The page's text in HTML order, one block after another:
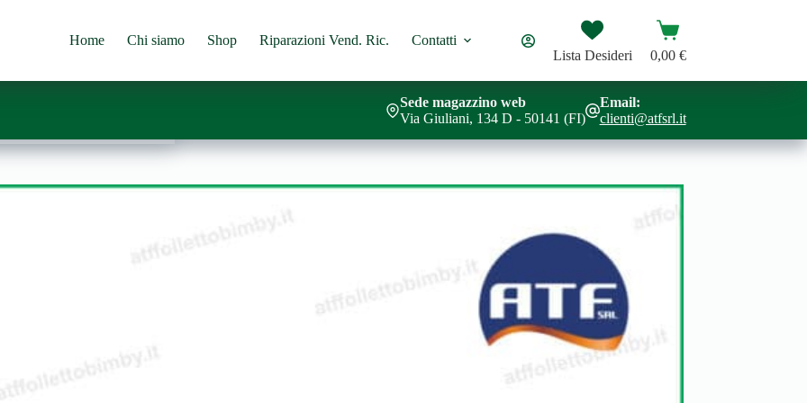
Home Chi siamo Shop Riparazioni Vend. Ric.
Contatti
Lista Desideri
Carrello
0,00 €
Sede magazzino web
Via Giuliani, 134 D - 50141 (FI)
Email:
clienti@atfsrl.it